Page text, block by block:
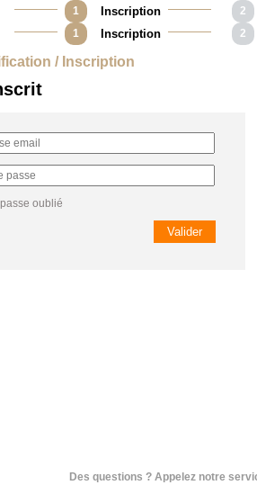
1 Inscription
2
1
Inscription 2
/ Inscription
oublié
Des questions ? Appelez notre